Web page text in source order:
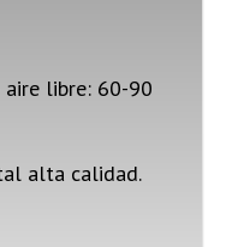
libre: 60-90
alta calidad.